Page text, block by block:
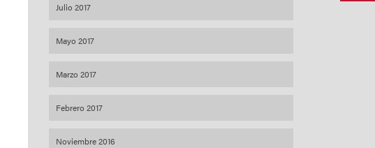
Julio 2017
Mayo 2017
Marzo 2017
Febrero 2017
Noviembre 2016